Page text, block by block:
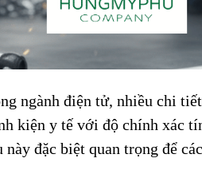
ngành điện tử, nhiều chi
kiện y tế với độ chính xác
đặc biệt quan trọng để